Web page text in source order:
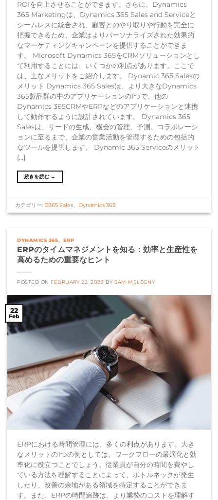
ROIを向上させることができます。さらに、Dynamics
365 Marketingは、Dynamics 365 Sales and Serviceと
シームレスに統合され、顧客とのやり取りや行動を完全に
把握できるため、企業はよりパーソナライズされた効果的
なマーケティングキャンペーンを提供することができま
す。 Microsoft Dynamics 365をCRMソリューションとし
て利用することには、いくつかの利点があります。ここで
は、主なメリットをご紹介します。 Dynamic 365 Salesの
メリット Dynamics 365 Salesは、より大きなDynamics
365製品群の中のアプリケーションの1つで、他の
Dynamics 365CRMやERPなどのアプリケーションと連携
して動作するように設計されています。 Dynamics 365
Salesは、リードの生成、機会の管理、予測、コラボレーシ
ョンに至るまで、企業の営業活動を管理するための包括的
なツールを提供します。 Dynamic 365 Serviceのメリット
[…]
続きを読む →
カテゴリー: D365 Sales Dynamics 365
DYNAMICS 365 ERP
ERPのタイムマネジメントを知る：効率と生産性を
高めるための重要なヒント
POSTED ON FEBRUARY 22, 2023 BYSAM MELOENY
22
Feb
ERPにおける時間管理には、多くの利点があります。大き
なメリットの1つの例としては、ワークフローの最適化と効
率化に役立つことでしょう。従業員が自分の時間を費やし
ている方法を理解することによって、ボトルネックが発生
したり、改善の余地がある領域を特定することができま
す。また、ERPの時間追跡は、より業務のコストを理解す